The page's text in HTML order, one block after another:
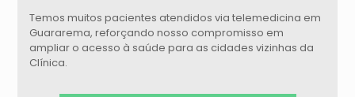
Temos muitos pacientes atendidos via telemedicina em
Guararema, reforçando nosso compromisso em
ampliar o acesso à saúde para as cidades vizinhas da
Clínica.